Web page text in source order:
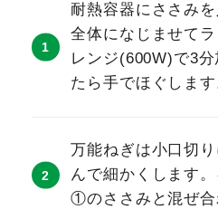
耐熱容器にささみ
全体になじませて
レンジ(600W)で3
たら手でほぐします
万能ねぎは小口切
んで細かくします
①のささみと混ぜ合